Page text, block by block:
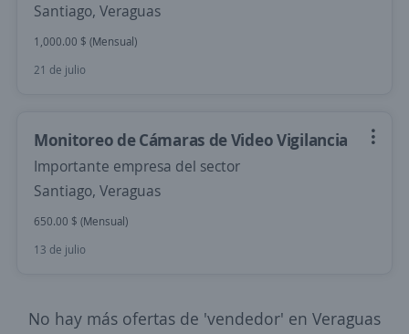
Santiago, Veraguas
1,000.00 $ (Mensual)
21 de julio
Monitoreo de Cámaras de Video Vigilancia
Importante empresa del sector
Santiago, Veraguas
650.00 $ (Mensual)
13 de julio
No hay más ofertas de 'vendedor' en Veraguas